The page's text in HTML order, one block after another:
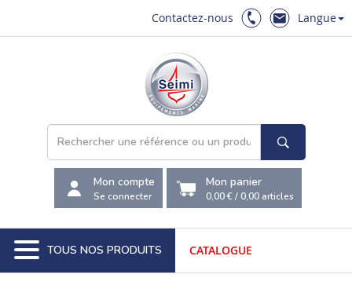
Contactez-nous Langue
Mon compte
Se connecter
Mon panier
0,00 €/0,00 articles
TOUS NOS PRODUITS CATALOGUE